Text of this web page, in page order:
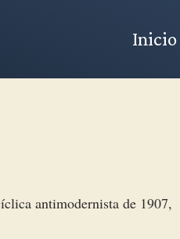
Inicio
antimodernista de 1907,